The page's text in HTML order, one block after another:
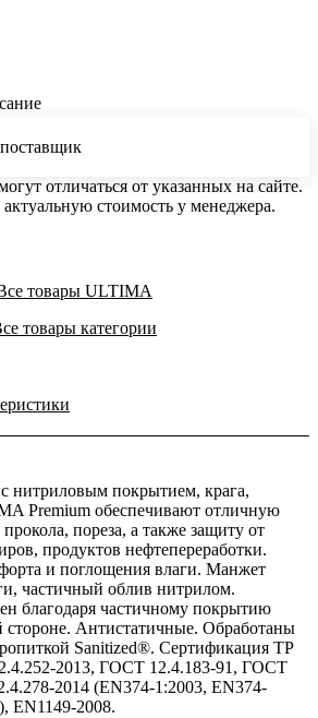
отличаться от указанных на сайте.
стоимость у менеджера.
товары ULTIMA
товары категории
нитриловым покрытием, крага,
Premium обеспечивают отличную
пореза, а также защиту от
продуктов нефтепереработки.
и поглощения влаги. Манжет
частичный облив нитрилом.
благодаря частичному покрытию
Антистатичные. Обработаны
Sanitized®. Сертификация ТР
2013, ГОСТ 12.4.183-91, ГОСТ
2014 (EN374-1:2003, EN374-
EN1149-2008.